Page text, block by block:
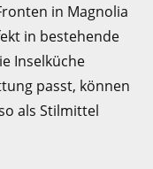
in Magnolia
in bestehende
Inselküche
passt, können
als Stilmittel